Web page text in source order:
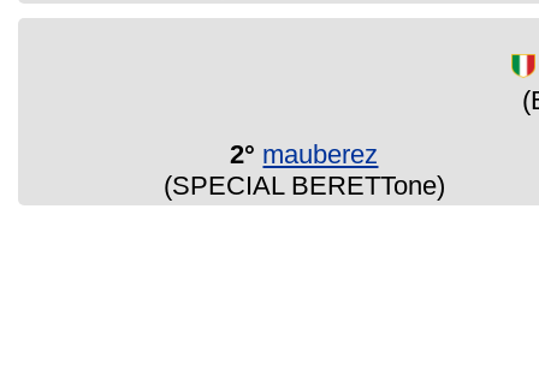
2° mauberez
(SPECIAL BERETTone)